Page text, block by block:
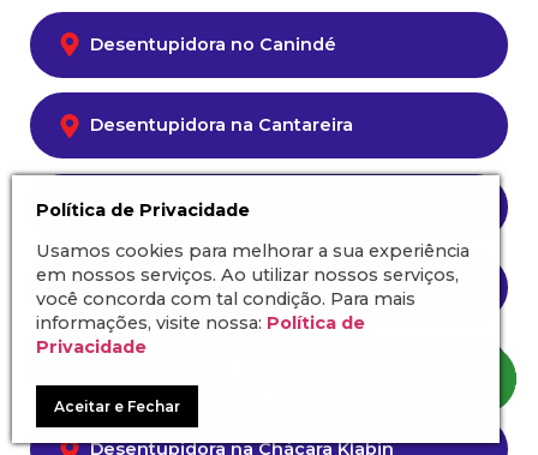
Desentupidora no Canindé
Desentupidora na Cantareira
Desentupidora em Carapicuíba
Desentupidora na Casa Verde
Desentupidora na Chácara Klabin
Política de Privacidade
Usamos cookies para melhorar a sua experiência
em nossos serviços. Ao utilizar nossos serviços,
você concorda com tal condição. Para mais
informações, visite nossa: Política de
Privacidade
Aceitar e Fechar